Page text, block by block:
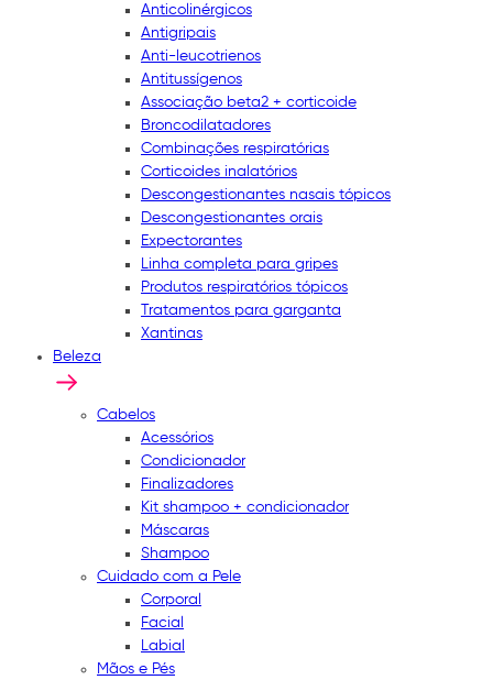
Anticolinérgicos
Antigripais
Anti-leucotrienos
Antitussígenos
Associação beta2 + corticoide
Broncodilatadores
Combinações respiratórias
Corticoides inalatórios
Descongestionantes nasais tópicos
Descongestionantes orais
Expectorantes
Linha completa para gripes
Produtos respiratórios tópicos
Tratamentos para garganta
Xantinas
Beleza
Cabelos
Acessórios
Condicionador
Finalizadores
Kit shampoo + condicionador
Máscaras
Shampoo
Cuidado com a Pele
Corporal
Facial
Labial
Mãos e Pés